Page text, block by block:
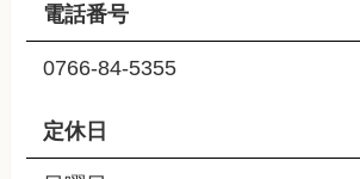
電話番号
0766-84-5355
定休日